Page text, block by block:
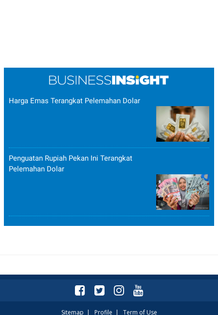
Harga Emas Terangkat Pelemahan Dolar
Penguatan Rupiah Pekan Ini Terangkat
Pelemahan Dolar
Sitemap | Profile | Term of Use